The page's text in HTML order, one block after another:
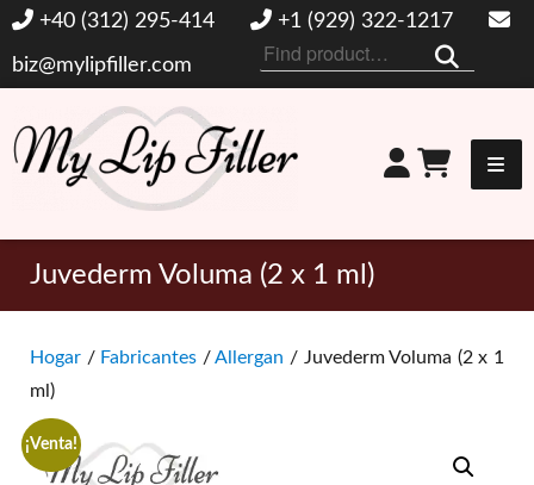
+40 (312) 295-414 +1 (929) 322-1217
biz@mylipfiller.com
Buscar
por:
Mi relleno de labios
Juvederm Voluma (2 x 1 ml)
Hogar / Fabricantes /Allergan / Juvederm Voluma (2 x 1
ml)
¡Venta!